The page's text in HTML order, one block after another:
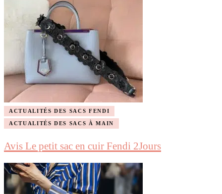
ACTUALITÉS DES SACS FENDI
ACTUALITÉS DES SACS À MAIN
Avis Le petit sac en cuir Fendi 2Jours